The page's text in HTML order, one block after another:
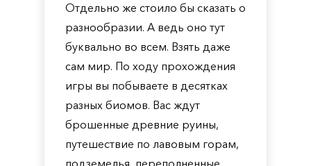
Отдельно же стоило бы сказать о
разнообразии. А ведь оно тут
буквально во всем. Взять даже
сам мир. По ходу прохождения
игры вы побываете в десятках
разных биомов. Вас ждут
брошенные древние руины,
путешествие по лавовым горам,
подземелья, переполненные